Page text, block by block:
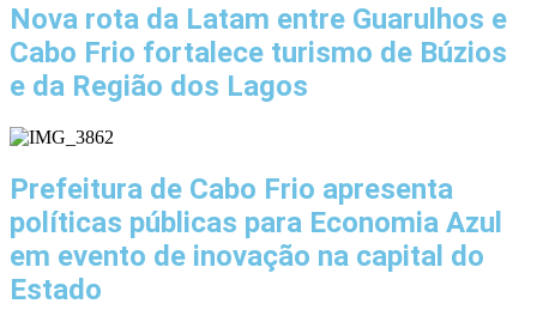
Nova rota da Latam entre Guarulhos e
Cabo Frio fortalece turismo de Búzios
e da Região dos Lagos
Prefeitura de Cabo Frio apresenta
políticas públicas para Economia Azul
em evento de inovação na capital do
Estado